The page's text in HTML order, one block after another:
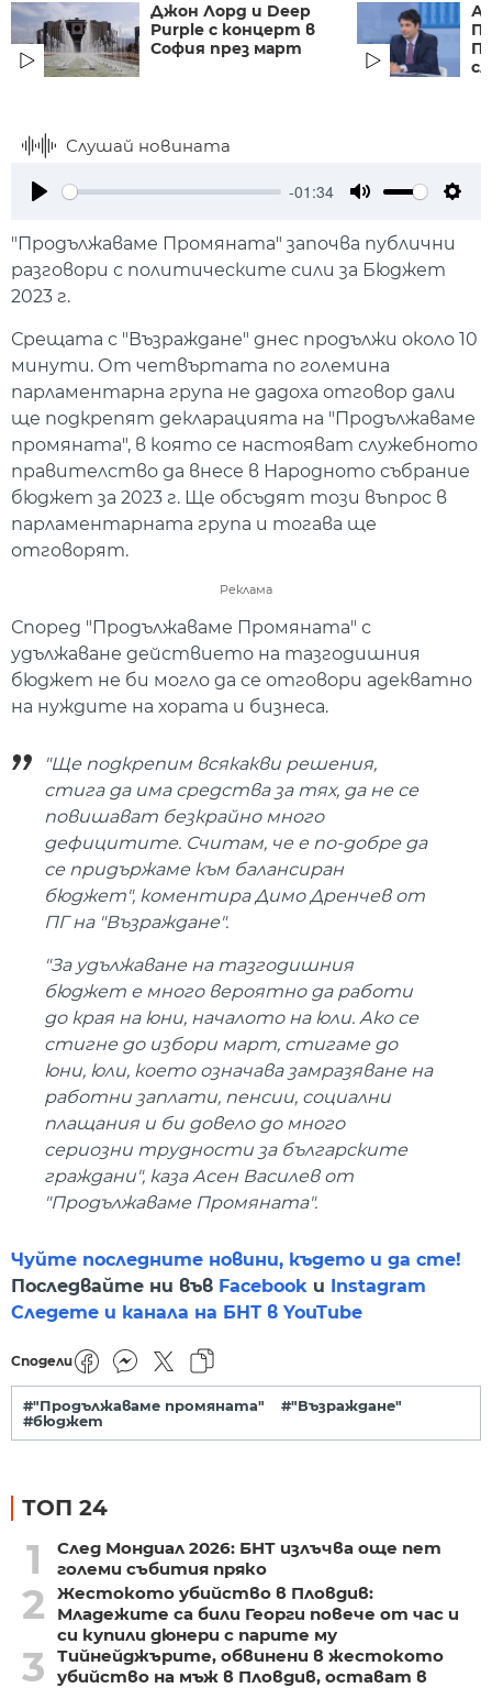
Джон Лорд и Deep
Purple с концерт в
София през март
Слушай новината
-01:34
"Продължаваме Промяната" започва публични
разговори с политическите сили за Бюджет
2023 г.
Срещата с "Възраждане" днес продължи около 10
минути. От четвъртата по големина
парламентарна група не дадоха отговор дали
ще подкрепят декларацията на "Продължаваме
промяната", в която се настояват служебното
правителство да внесе в Народното събрание
бюджет за 2023 г. Ще обсъдят този въпрос в
парламентарната група и тогава ще
отговорят.
Реклама
Според "Продължаваме Промяната" с
удължаване действието на тазгодишния
бюджет не би могло да се отговори адекватно
на нуждите на хората и бизнеса.
"Ще подкрепим всякакви решения,
стига да има средства за тях, да не се
повишават безкрайно много
дефицитите. Считам, че е по-добре да
се придържаме към балансиран
бюджет", коментира Димо Дренчев от
ПГ на "Възраждане".
"За удължаване на тазгодишния
бюджет е много вероятно да работи
до края на юни, началото на юли. Ако се
стигне до избори март, стигаме до
юни, юли, което означава замразяване на
работни заплати, пенсии, социални
плащания и би довело до много
сериозни трудности за българските
граждани", каза Асен Василев от
"Продължаваме Промяната".
Чуйте последните новини, където и да сте!
Последвайте ни във Facebook и Instagram
Следете и канала на БНТ в YouTube
Сподели
#"Продължаваме промяната"
#"Възраждане"
#бюджет
ТОП 24
1
След Мондиал 2026: БНТ излъчва още пет
големи събития пряко
2
Жестокото убийство в Пловдив:
Младежите са били Георги повече от час и
си купили дюнери с парите му
3
Тийнейджърите, обвинени в жестокото
убийство на мъж в Пловдив, остават в